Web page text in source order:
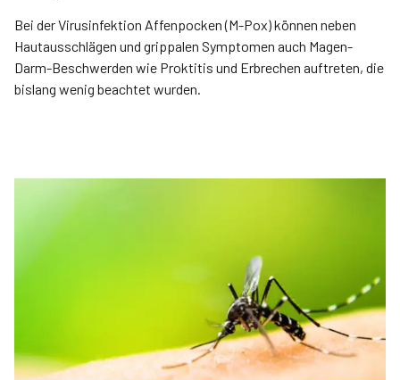
Bei der Virusinfektion Affenpocken (M-Pox) können neben
Hautausschlägen und grippalen Symptomen auch Magen-
Darm-Beschwerden wie Proktitis und Erbrechen auftreten, die
bislang wenig beachtet wurden.